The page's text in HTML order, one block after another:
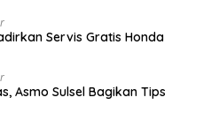
Servis Gratis Honda
Asmo Sulsel Bagikan Tips